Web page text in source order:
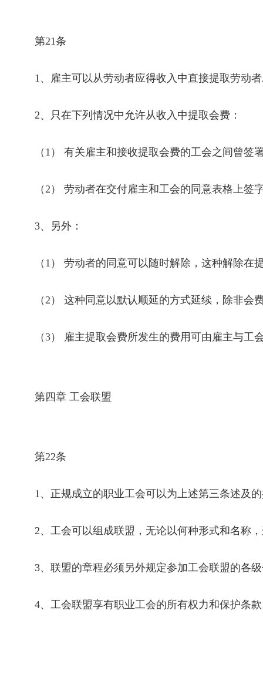
第21条
1、雇主可以从劳动者应得收入中直接提取劳动
2、只在下列情况中允许从收入中提取会费：
（ 1 ） 有关雇主和接收提取会费的工会之间曾签
（2 ） 劳动者在交付雇主和工会的同意表格上签
3、另外：
（ 1 ） 劳动者的同意可以随时解除，这种解除在
（2 ） 这种同意以默认顺延的方式延续，除非会
（3） 雇主提取会费所发生的费用可由雇主与工
第四章 工会联盟
第22条
1、正规成立的职业工会可以为上述第三条述及
2、工会可以组成联盟，无论以何种形式和名称
3、联盟的章程必须另外规定参加工会联盟的各
4、工会联盟享有职业工会的所有权力和保护条